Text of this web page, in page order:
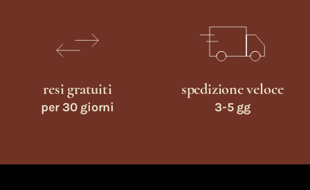
resi gratuiti
per 30 giorni
spedizione veloce
3-5 gg